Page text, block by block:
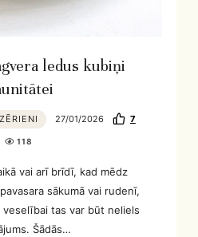
ledus kubiņi
27/01/2026 7
118
vai arī brīdī, kad mēdz
sākumā vai rudenī,
tas var būt neliels
Šādās…